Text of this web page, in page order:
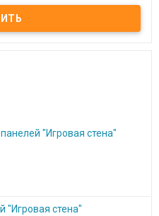
лабиринт Дерево
"Игровая стена"